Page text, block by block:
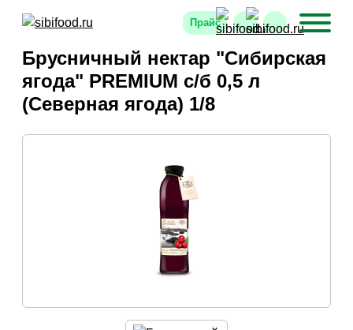
Прайс
Брусничный нектар "Сибирская
ягода" PREMIUM с/б 0,5 л
(Северная ягода) 1/8